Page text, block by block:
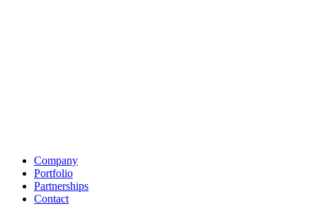
Company
Portfolio
Partnerships
Contact